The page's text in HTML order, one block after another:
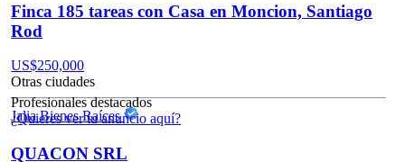
Finca 185 tareas con Casa en Moncion, Santiago
Rod
US$250,000
Otras ciudades
Jalia Bienes Raíces
Profesionales destacados
¿Quieres ver tu anuncio aquí?
QUACON SRL